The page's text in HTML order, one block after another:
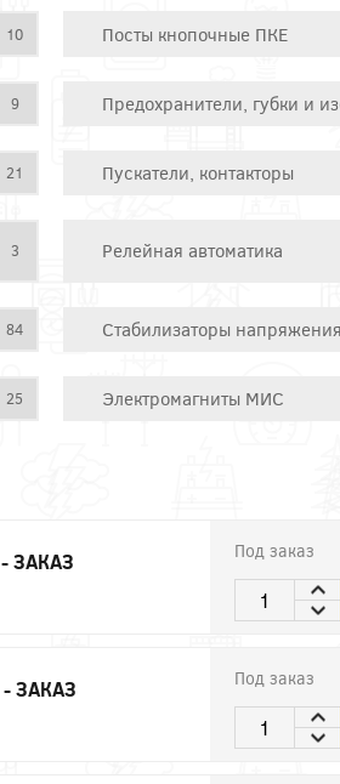
10 Посты кнопочные ПКЕ
9 Предохранители, губки и
21 Пускатели, контакторы
3 Релейная автоматика
84 Стабилизаторы напряжения
25 Электромагниты МИС
ЗАКАЗ Под заказ
ЗАКАЗ Под заказ